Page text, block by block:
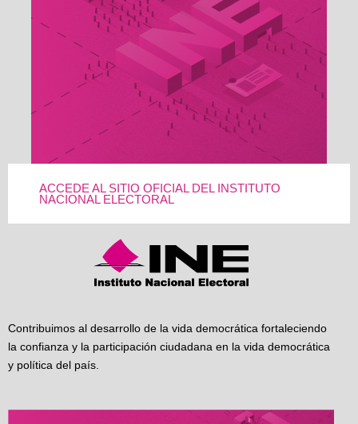
ACCEDE AL SITIO OFICIAL DEL INSTITUTO
NACIONAL ELECTORAL
Contribuimos al desarrollo de la vida democrática fortaleciendo
la confianza y la participación ciudadana en la vida democrática
y política del país.